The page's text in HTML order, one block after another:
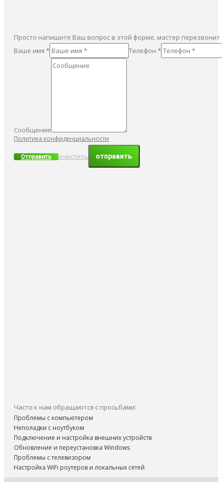
Просто напишите Ваш вопрос в этой форме, мастер
Ваше имя *
Телефон *
Сообщение
Политика конфиденциальности
Отправить очистить
Часто к нам обращаются с просьбами:
Проблемы с компьютером
Неполадки с ноутбуком
Подключение и настройка внешних устройств
Обновление и переустановка Windows
Проблемы с телевизором
Настройка WiFi роутеров и локальных сетей